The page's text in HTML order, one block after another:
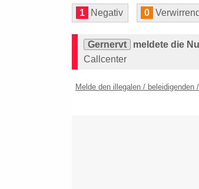
1 Negativ 0 Verwirrend
Gernervt
meldete die
Callcenter
Melde den illegalen / beleidigenden